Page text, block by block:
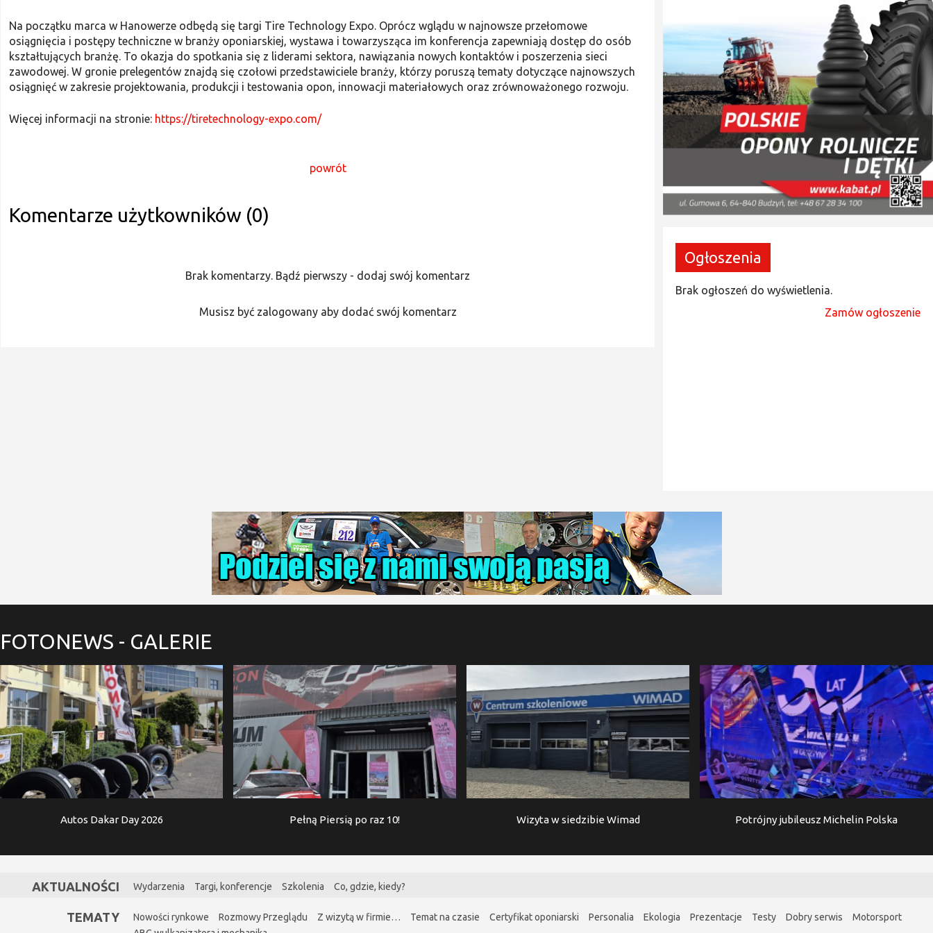
Na początku marca w Hanowerze odbędą się targi Tire Technology Expo. Oprócz wglądu w najnowsze przełomowe
osiągnięcia i postępy techniczne w branży oponiarskiej, wystawa i towarzysząca im konferencja zapewniają dostęp do osób
kształtujących branżę. To okazja do spotkania się z liderami sektora, nawiązania nowych kontaktów i poszerzenia sieci
zawodowej. W gronie prelegentów znajdą się czołowi przedstawiciele branży, którzy poruszą tematy dotyczące najnowszych
osiągnięć w zakresie projektowania, produkcji i testowania opon, innowacji materiałowych oraz zrównoważonego rozwoju.
Więcej informacji na stronie: https://tiretechnology-expo.com/
powrót
Komentarze użytkowników (0)
Brak komentarzy. Bądź pierwszy - dodaj swój komentarz
Musisz być zalogowany aby dodać swój komentarz
Ogłoszenia
Brak ogłoszeń do wyświetlenia.
Zamów ogłoszenie
FOTONEWS - GALERIE
Autos Dakar Day 2026 Pełną Piersią po raz 10! Wizyta w siedzibie Wimad Potrójny jubileusz Michelin Polska
AKTUALNOŚCI Wydarzenia Targi, konferencje Szkolenia Co, gdzie, kiedy?
TEMATY Nowości rynkowe Rozmowy Przeglądu Z wizytą w firmie… Temat na czasie Certyfikat oponiarski Personalia Ekologia Prezentacje Testy Dobry serwis
Motorsport